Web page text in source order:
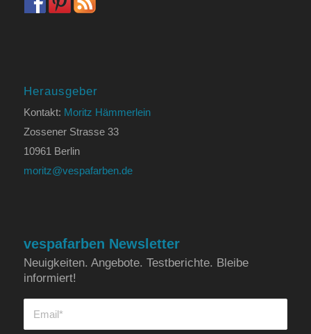
Herausgeber
Kontakt: Moritz Hämmerlein
Zossener Strasse 33
10961 Berlin
moritz@vespafarben.de
vespafarben Newsletter
Neuigkeiten. Angebote. Testberichte. Bleibe
informiert!